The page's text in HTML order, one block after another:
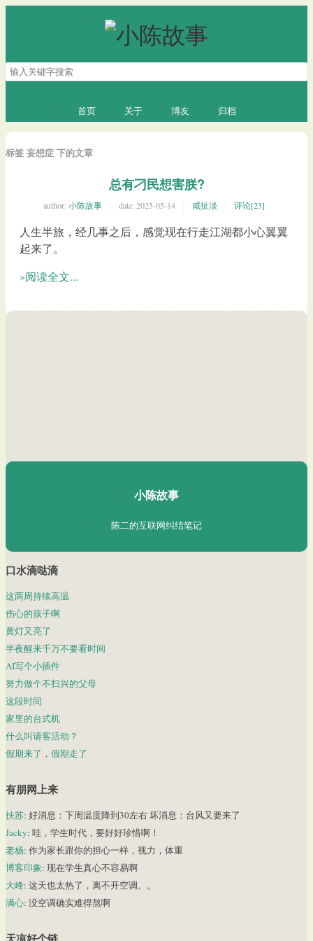
搜
索
字
首页 关于 博友 归档
标签 妄想症 下的文章
总有刁民想害朕?
author: 小陈故事 date: 2025-05-14 咸扯淡 评论[23]
人生半旅，经几事之后，感觉现在行走江湖都小心翼翼
起来了。
»阅读全文...
陈二Chenèr
小陈故事
陈二的互联网纠结笔记
口水滴哒滴
这两周持续高温
伤心的孩子啊
黄灯又亮了
半夜醒来千万不要看时间
AI写个小插件
努力做个不扫兴的父母
这段时间
家里的台式机
什么叫请客活动？
假期来了，假期走了
有朋网上来
扶苏: 好消息：下周温度降到30左右 坏消息：台风又要来了
Jacky: 哇，学生时代，要好好珍惜啊！
老杨: 作为家长跟你的担心一样，视力，体重
博客印象: 现在学生真心不容易啊
大峰: 这天也太热了，离不开空调。。
满心: 没空调确实难得熬啊